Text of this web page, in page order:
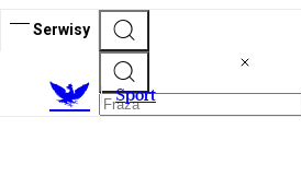
Serwisy
Sport